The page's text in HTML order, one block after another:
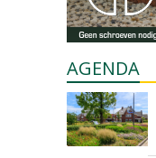
AGENDA